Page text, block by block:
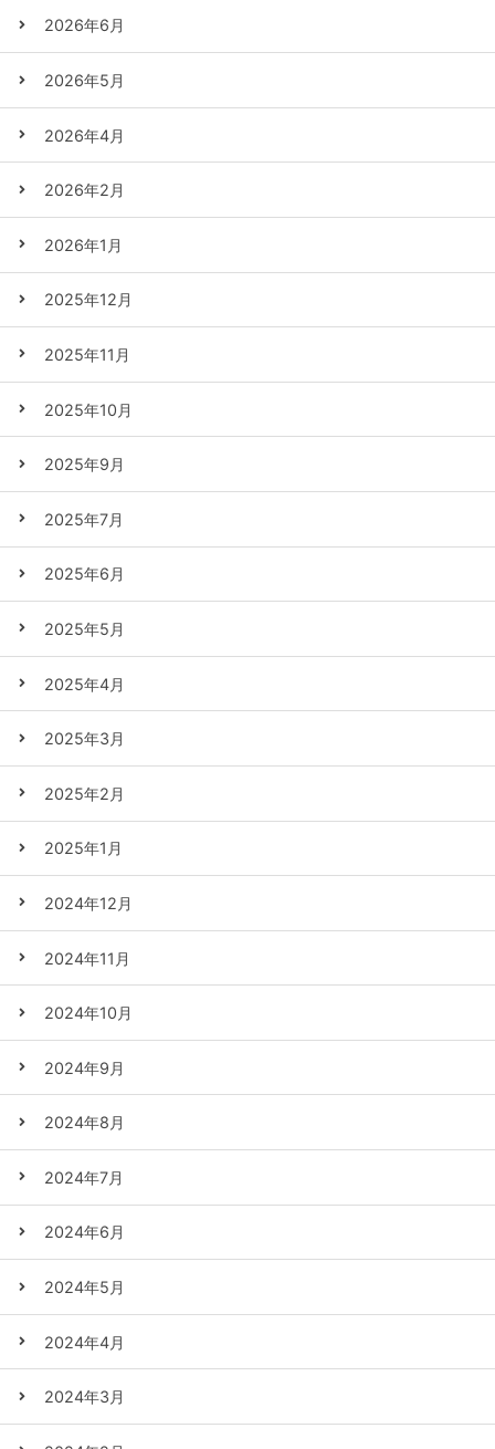
2026年6月
2026年5月
2026年4月
2026年2月
2026年1月
2025年12月
2025年11月
2025年10月
2025年9月
2025年7月
2025年6月
2025年5月
2025年4月
2025年3月
2025年2月
2025年1月
2024年12月
2024年11月
2024年10月
2024年9月
2024年8月
2024年7月
2024年6月
2024年5月
2024年4月
2024年3月